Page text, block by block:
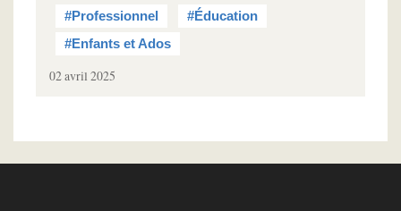
#Professionnel
#Éducation
#Enfants et Ados
02 avril 2025